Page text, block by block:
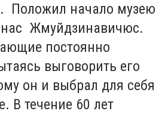
Положил начало музею
Жмуйдзинавичюс.
постоянно
выговорить его
он и выбрал для себя
В течение 60 лет